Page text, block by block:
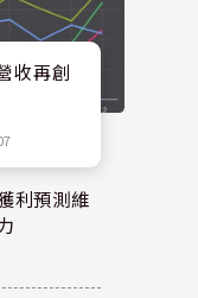
收再創
利預測維